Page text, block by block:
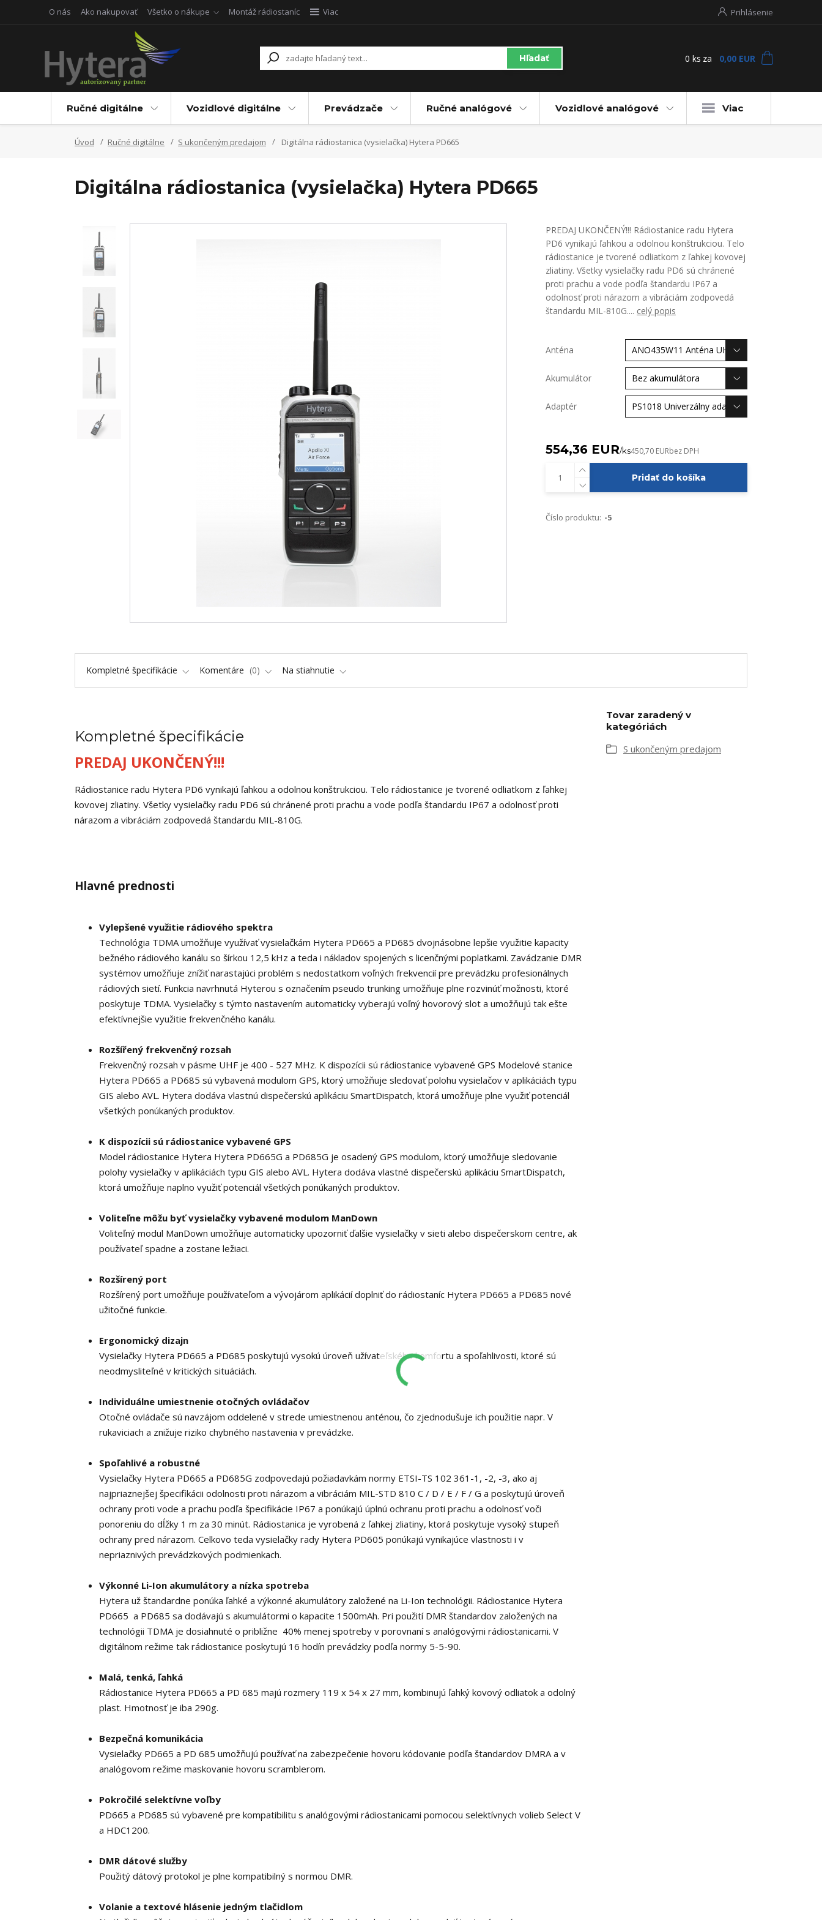
O nás Ako nakupovať Všetko o nákupe Montáž rádiostaníc Viac Prihlásenie
Hľadať 0 ks za 0,00 EUR
Ručné digitálne Vozidlové digitálne Prevádzače Ručné analógové Vozidlové analógové Viac
Úvod Ručné digitálne S ukončeným predajom Digitálna rádiostanica (vysielačka) Hytera PD665
Digitálna rádiostanica (vysielačka) Hytera PD665
PREDAJ UKONČENÝ!!! Rádiostanice radu Hytera
PD6 vynikajú ľahkou a odolnou konštrukciou. Telo
rádiostanice je tvorené odliatkom z ľahkej kovovej
zliatiny. Všetky vysielačky radu PD6 sú chránené
proti prachu a vode podľa štandardu IP67 a
odolnosť proti nárazom a vibráciám zodpovedá
štandardu MIL-810G.... celý popis
Anténa
Akumulátor
Adaptér
554,36 EUR/ks450,70 EURbez DPH
Pridať do košíka
Číslo produktu: -5
Kompletné špecifikácie Komentáre 0 Na stiahnutie
Kompletné špecifikácie
PREDAJ UKONČENÝ!!!
Rádiostanice radu Hytera PD6 vynikajú ľahkou a odolnou konštrukciou. Telo rádiostanice je tvorené odliatkom z ľahkej
kovovej zliatiny. Všetky vysielačky radu PD6 sú chránené proti prachu a vode podľa štandardu IP67 a odolnosť proti
nárazom a vibráciám zodpovedá štandardu MIL-810G.
Hlavné prednosti
Vylepšené využitie rádiového spektra
Technológia TDMA umožňuje využívať vysielačkám Hytera PD665 a PD685 dvojnásobne lepšie využitie kapacity
bežného rádiového kanálu so šírkou 12,5 kHz a teda i nákladov spojených s licenčnými poplatkami. Zavádzanie DMR
systémov umožňuje znížiť narastajúci problém s nedostatkom voľných frekvencií pre prevádzku profesionálnych
rádiových sietí. Funkcia navrhnutá Hyterou s označením pseudo trunking umožňuje plne rozvinúť možnosti, ktoré
poskytuje TDMA. Vysielačky s týmto nastavením automaticky vyberajú voľný hovorový slot a umožňujú tak ešte
efektívnejšie využitie frekvenčného kanálu.
Rozšířený frekvenčný rozsah
Frekvenčný rozsah v pásme UHF je 400 - 527 MHz. K dispozícii sú rádiostanice vybavené GPS Modelové stanice
Hytera PD665 a PD685 sú vybavená modulom GPS, ktorý umožňuje sledovať polohu vysielačov v aplikáciách typu
GIS alebo AVL. Hytera dodáva vlastnú dispečerskú aplikáciu SmartDispatch, ktorá umožňuje plne využiť potenciál
všetkých ponúkaných produktov.
K dispozícii sú rádiostanice vybavené GPS
Model rádiostanice Hytera Hytera PD665G a PD685G je osadený GPS modulom, ktorý umožňuje sledovanie
polohy vysielačky v aplikáciách typu GIS alebo AVL. Hytera dodáva vlastné dispečerskú aplikáciu SmartDispatch,
ktorá umožňuje naplno využiť potenciál všetkých ponúkaných produktov.
Voliteľne môžu byť vysielačky vybavené modulom ManDown
Voliteľný modul ManDown umožňuje automaticky upozorniť ďalšie vysielačky v sieti alebo dispečerskom centre, ak
používateľ spadne a zostane ležiaci.
Rozšírený port
Rozšírený port umožňuje používateľom a vývojárom aplikácií doplniť do rádiostaníc Hytera PD665 a PD685 nové
užitočné funkcie.
Ergonomický dizajn
Vysielačky Hytera PD665 a PD685 poskytujú vysokú úroveň užívateľského komfortu a spoľahlivosti, ktoré sú
neodmysliteľné v kritických situáciách.
Individuálne umiestnenie otočných ovládačov
Otočné ovládače sú navzájom oddelené v strede umiestnenou anténou, čo zjednodušuje ich použitie napr. V
rukaviciach a znižuje riziko chybného nastavenia v prevádzke.
Spoľahlivé a robustné
Vysielačky Hytera PD665 a PD685G zodpovedajú požiadavkám normy ETSI-TS 102 361-1, -2, -3, ako aj
najpriaznejšej špecifikácii odolnosti proti nárazom a vibráciám MIL-STD 810 C / D / E / F / G a poskytujú úroveň
ochrany proti vode a prachu podľa špecifikácie IP67 a ponúkajú úplnú ochranu proti prachu a odolnosť voči
ponoreniu do dĺžky 1 m za 30 minút. Rádiostanica je vyrobená z ľahkej zliatiny, ktorá poskytuje vysoký stupeň
ochrany pred nárazom. Celkovo teda vysielačky rady Hytera PD605 ponúkajú vynikajúce vlastnosti i v
nepriaznivých prevádzkových podmienkach.
Výkonné Li-Ion akumulátory a nízka spotreba
Hytera už štandardne ponúka ľahké a výkonné akumulátory založené na Li-Ion technológii. Rádiostanice Hytera
PD665 a PD685 sa dodávajú s akumulátormi o kapacite 1500mAh. Pri použití DMR štandardov založených na
technológii TDMA je dosiahnuté o približne 40% menej spotreby v porovnaní s analógovými rádiostanicami. V
digitálnom režime tak rádiostanice poskytujú 16 hodín prevádzky podľa normy 5-5-90.
Malá, tenká, ľahká
Rádiostanice Hytera PD665 a PD 685 majú rozmery 119 x 54 x 27 mm, kombinujú ľahký kovový odliatok a odolný
plast. Hmotnosť je iba 290g.
Bezpečná komunikácia
Vysielačky PD665 a PD 685 umožňujú používať na zabezpečenie hovoru kódovanie podľa štandardov DMRA a v
analógovom režime maskovanie hovoru scramblerom.
Pokročilé selektívne voľby
PD665 a PD685 sú vybavené pre kompatibilitu s analógovými rádiostanicami pomocou selektívnych volieb Select V
a HDC1200.
DMR dátové služby
Použitý dátový protokol je plne kompatibilný s normou DMR.
Volanie a textové hlásenie jedným tlačidlom
Tovar zaradený v
kategóriách
S ukončeným predajom